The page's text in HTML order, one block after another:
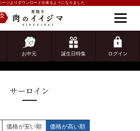
ージよりダウンロード出来るようになりました
お中元 誕生日特集 ログイン
ゲスト 様こんにちは
ログイン
サーロイン
価格が安い順 価格が高い順